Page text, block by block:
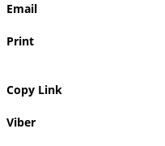
Email
Print
Copy Link
Viber